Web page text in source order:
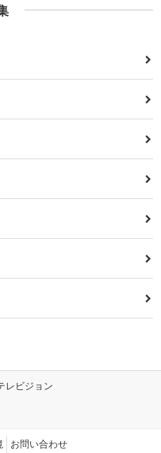
レビジョン
お問い合わせ